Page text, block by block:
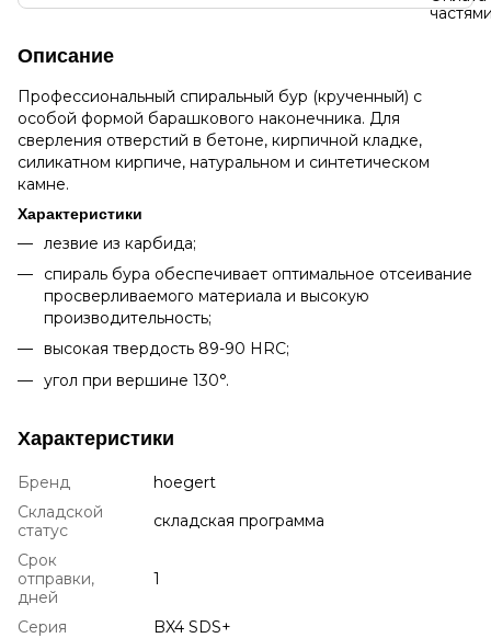
Описание
Профессиональный спиральный бур (крученный) с
особой формой барашкового наконечника. Для
сверления отверстий в бетоне, кирпичной кладке,
силикатном кирпиче, натуральном и синтетическом
камне.
Характеристики
лезвие из карбида;
спираль бура обеспечивает оптимальное отсеивание
просверливаемого материала и высокую
производительность;
высокая твердость 89-90 HRC;
угол при вершине 130°.
Характеристики
Бренд
hoegert
Складской
статус
складская программа
Срок
отправки,
дней
1
Серия
BX4 SDS+